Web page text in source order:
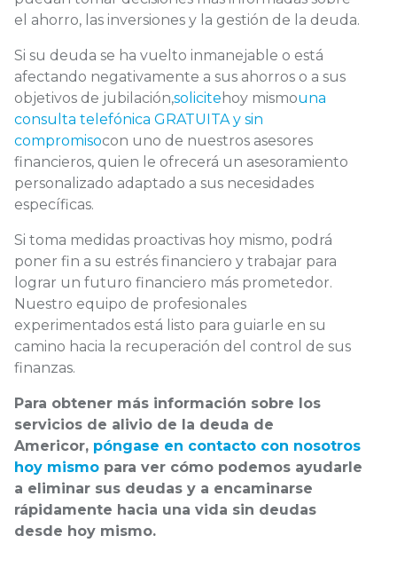
el ahorro, las inversiones y la gestión de la deuda.
Si su deuda se ha vuelto inmanejable o está
afectando negativamente a sus ahorros o a sus
objetivos de jubilación,solicite hoy mismouna
consulta telefónica GRATUITA y sin
compromisocon uno de nuestros asesores
financieros, quien le ofrecerá un asesoramiento
personalizado adaptado a sus necesidades
específicas.
Si toma medidas proactivas hoy mismo, podrá
poner fin a su estrés financiero y trabajar para
lograr un futuro financiero más prometedor.
Nuestro equipo de profesionales
experimentados está listo para guiarle en su
camino hacia la recuperación del control de sus
finanzas.
Para obtener más información sobre los
servicios de alivio de la deuda de
Americor, póngase en contacto con nosotros
hoy mismo para ver cómo podemos ayudarle
a eliminar sus deudas y a encaminarse
rápidamente hacia una vida sin deudas
desde hoy mismo.